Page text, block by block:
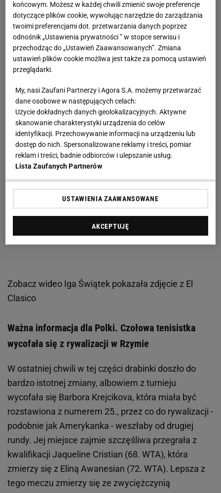
Zobacz wideo Iga Świątek pokazała zdjęcie z El
Clasico
Ważna informacja dla Polki. Czołowa tenisistka
wycofała się z rywalizacji w Rzymie
W ostatniej chwili w tej części drabinki doszło do
bardzo istotnej zmiany, albowiem z turnieju
wycofała się Barbora Krejcikova, która miała być
rozstawiona z numerem 25., przez co do rywalizacji -
podobnie jak Amerykanka - weszłaby od drugiej
rundy. Jej miejsce zajmie szczęśliwa przegrała z
kwalifikacji Jaqueline Cristian (68. WTA), która
zmierzy się z Eliną Awanesian (72. WTA). Lepsza z
tego meczu zmierzy się ze zwyciężczynią
końcowym. Możesz w każdej chwili zmienić swoje preferencje
dotyczące plików cookie, wywołując narzędzie do zarządzania
twoimi preferencjami dot. przetwarzania danych poprzez
odnośnik „Ustawienia prywatności ” w stopce serwisu i
przechodząc do „Ustawień Zaawansowanych”. Zmiana
ustawień plików cookie możliwa jest także za pomocą ustawień
przeglądarki.
My, nasi Zaufani Partnerzy i Agora S.A. możemy przetwarzać
dane osobowe w następujących celach:
Użycie dokładnych danych geolokalizacyjnych. Aktywne
skanowanie charakterystyki urządzenia do celów
identyfikacji. Przechowywanie informacji na urządzeniu lub
dostęp do nich. Spersonalizowane reklamy i treści, pomiar
reklam i treści, badnie odbiorców i ulepszanie usług.
Lista Zaufanych Partnerów
USTAWIENIA ZAAWANSOWANE
AKCEPTUJĘ